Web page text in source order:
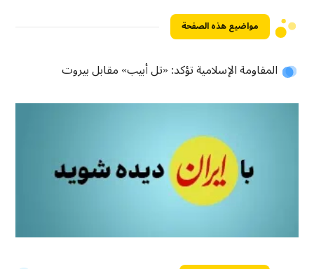
مواضيع هذه الصفحة
المقاومة الإسلامية تؤكد: «تل أبيب» مقابل بيروت